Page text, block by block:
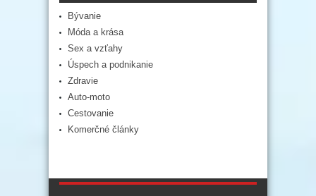
Bývanie
Móda a krása
Sex a vzťahy
Úspech a podnikanie
Zdravie
Auto-moto
Cestovanie
Komerčné články